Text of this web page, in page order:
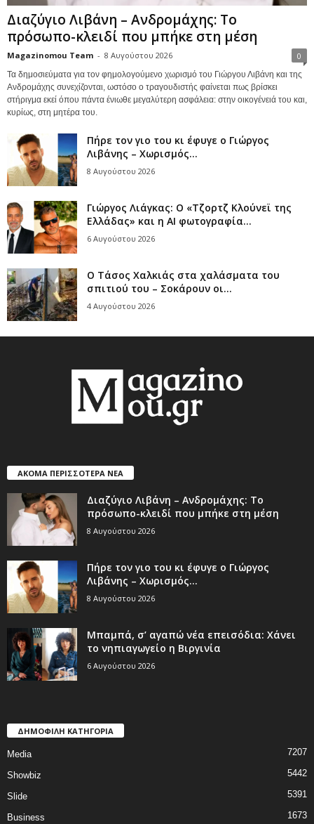
Διαζύγιο Λιβάνη – Ανδρομάχης: Το
πρόσωπο-κλειδί που μπήκε στη μέση
Magazinomou Team - 8 Αυγούστου 2026 0
Τα δημοσιεύματα για τον φημολογούμενο χωρισμό του Γιώργου Λιβάνη και της
Ανδρομάχης συνεχίζονται, ωστόσο ο τραγουδιστής φαίνεται πως βρίσκει
στήριγμα εκεί όπου πάντα ένιωθε μεγαλύτερη ασφάλεια: στην οικογένειά του και,
κυρίως, στη μητέρα του.
Πήρε τον γιο του κι έφυγε ο Γιώργος
Λιβάνης – Χωρισμός...
8 Αυγούστου 2026
Γιώργος Λιάγκας: Ο «Τζορτζ Κλούνεϊ της
Ελλάδας» και η AI φωτογραφία...
6 Αυγούστου 2026
Ο Τάσος Χαλκιάς στα χαλάσματα του
σπιτιού του – Σοκάρουν οι...
4 Αυγούστου 2026
ΑΚΟΜΑ ΠΕΡΙΣΣΟΤΕΡΑ ΝΕΑ
Διαζύγιο Λιβάνη – Ανδρομάχης: Το
πρόσωπο-κλειδί που μπήκε στη μέση
8 Αυγούστου 2026
Πήρε τον γιο του κι έφυγε ο Γιώργος
Λιβάνης – Χωρισμός...
8 Αυγούστου 2026
Μπαμπά, σ’ αγαπώ νέα επεισόδια: Χάνει
το νηπιαγωγείο η Βιργινία
6 Αυγούστου 2026
ΔΗΜΟΦΙΛΗ ΚΑΤΗΓΟΡΙΑ
Media 7207
Showbiz 5442
Slide 5391
Business 1673